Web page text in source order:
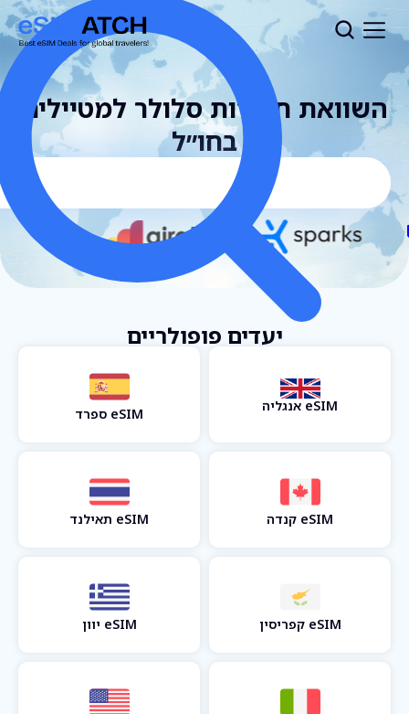
השוואת חבילות סלולר למטיילים
בחו״ל
יעדים פופולריים
eSIM אנגליה
eSIM ספרד
eSIM קנדה eSIM תאילנד
eSIM קפריסין eSIM יוון